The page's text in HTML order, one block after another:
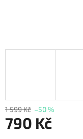
1 599 Kč –50 %
790 Kč